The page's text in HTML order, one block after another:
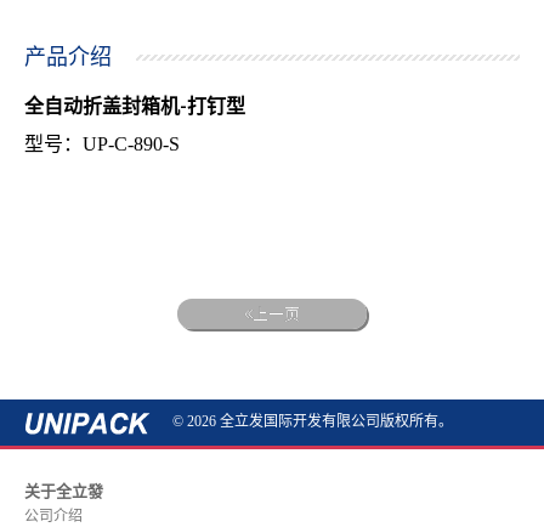
产品介绍
全自动折盖封箱机-打钉型
型号：UP-C-890-S
上一页
© 2026 全立发国际开发有限公司版权所有。
关于全立發
公司介绍